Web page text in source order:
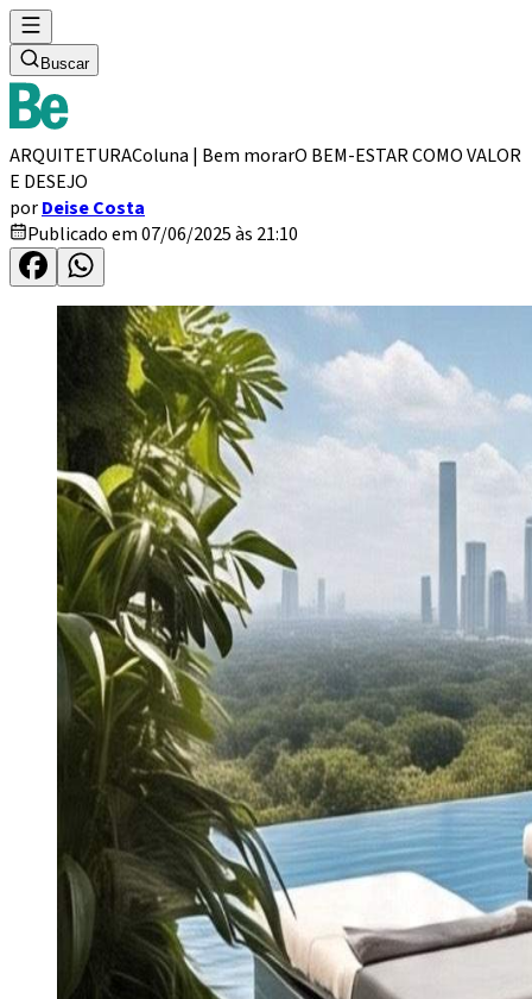
Buscar
ARQUITETURAColuna | Bem morarO BEM-ESTAR COMO VALOR
E DESEJO
porDeise Costa
Publicado em 07/06/2025 às 21:10